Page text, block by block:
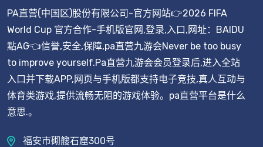
PA直营(中国区)股份有限公司-官方网站👉2026 FIFA
World Cup 官方合作-手机版官网,登录,入口,网址：BAIDU
點AG👈信誉,安全,保障,pa直营九游会Never be too busy
to improve yourself.Pa直营九游会会员登录后,进入全站
入口并下载APP,网页与手机版都支持电子竞技,真人互动与
体育类游戏,提供流畅无阻的游戏体验。pa直营平台是什么
意思.。
福安市砌艘石窟300号